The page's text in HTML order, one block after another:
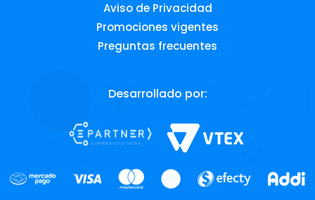
Aviso de Privacidad
Promociones vigentes
Preguntas frecuentes
Desarrollado por: